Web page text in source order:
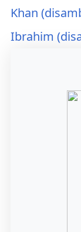
Khan
Ibrahim